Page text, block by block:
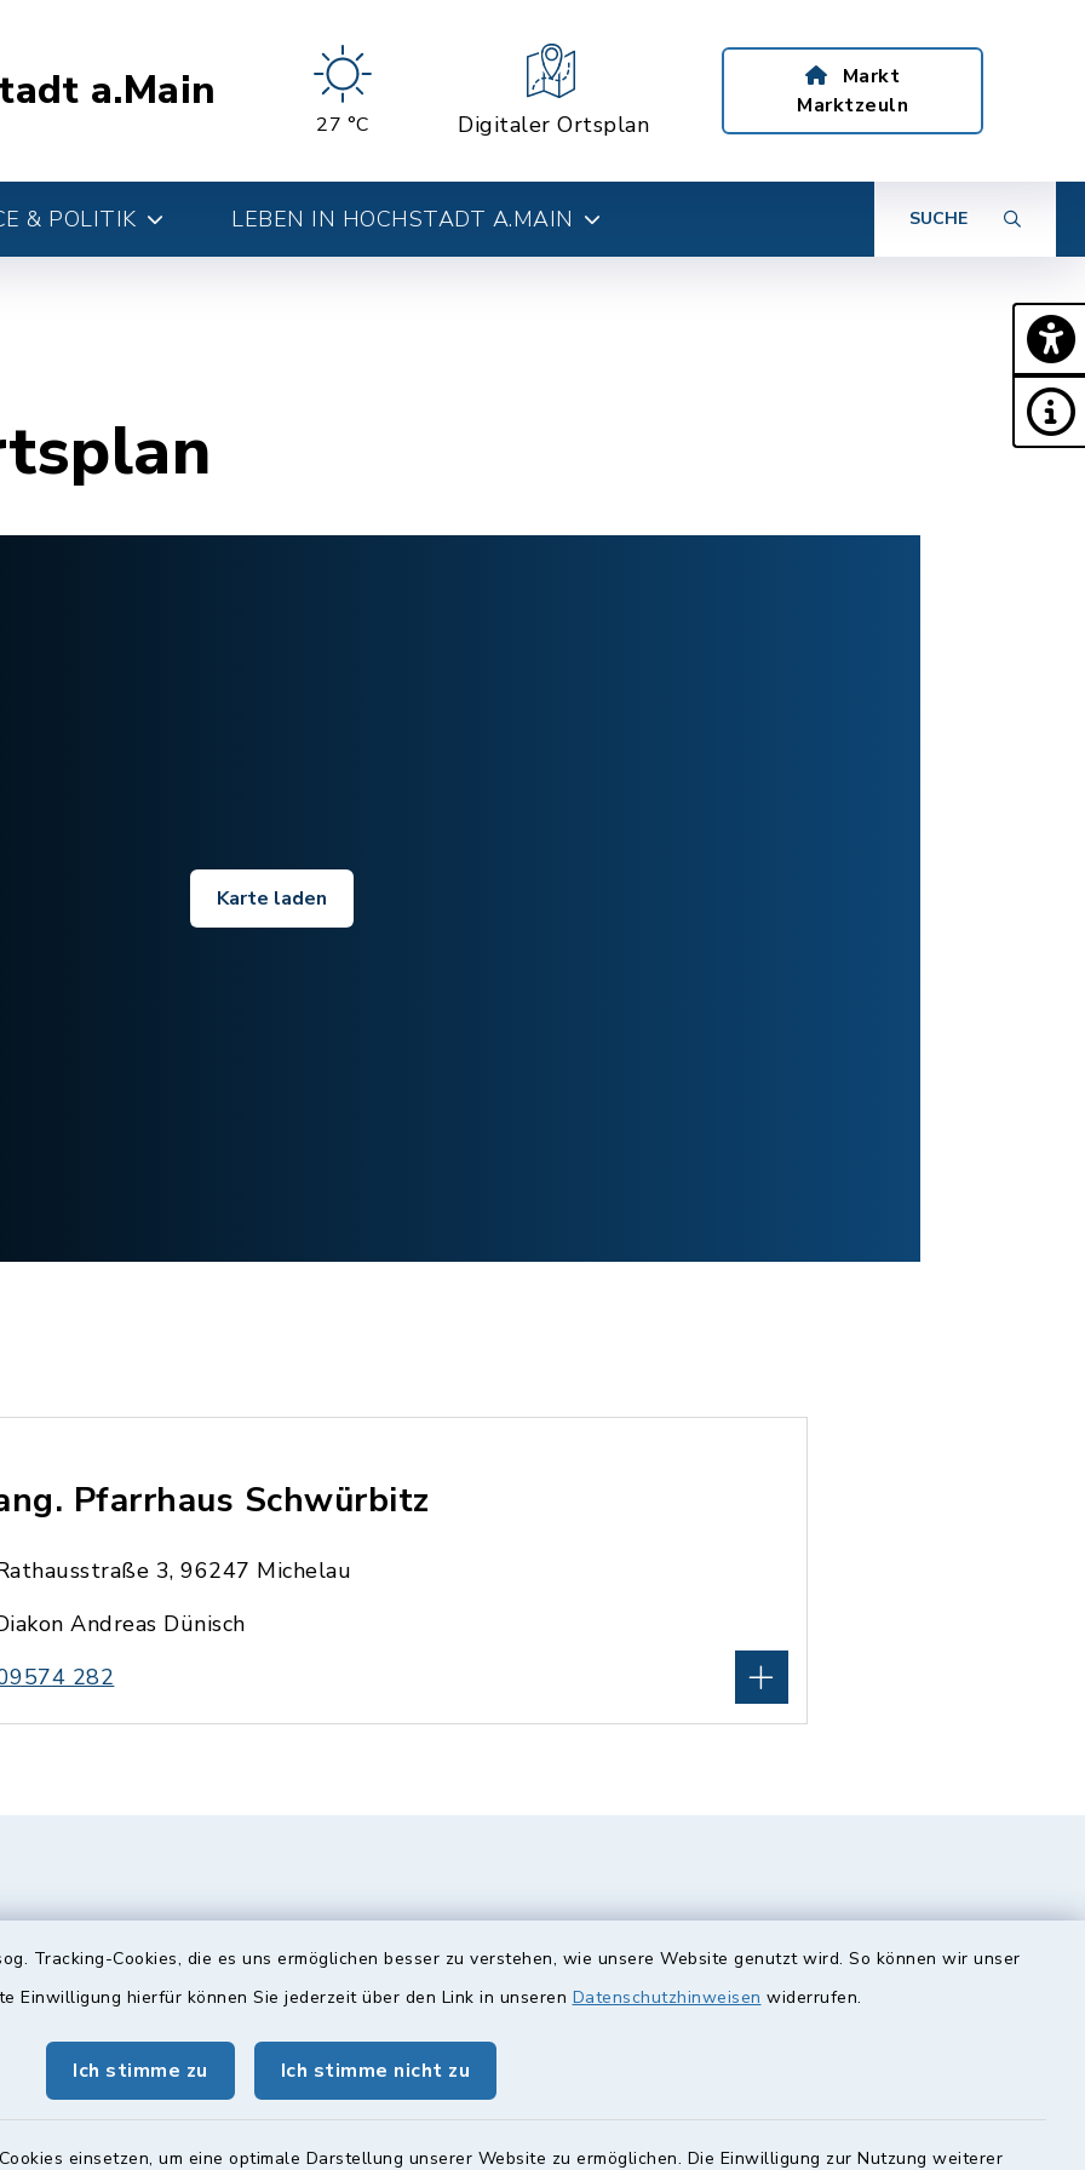
Tracking-Cookies, die es uns ermöglichen besser zu verstehen, wie unsere Website genutzt wird. So können wir unser
Einwilligung hierfür können Sie jederzeit über den Link in unseren Datenschutzhinweisen widerrufen.
Ich stimme zu Ich stimme nicht zu
einsetzen, um eine optimale Darstellung unserer Website zu ermöglichen. Die Einwilligung zur Nutzung weiterer
a.Main
27 °C Digitaler Ortsplan
Markt
Marktzeuln
& POLITIK LEBEN IN HOCHSTADT A.MAIN SUCHE
Karte laden
Pfarrhaus Schwürbitz
3, 96247 Michelau
Andreas Dünisch
282
Bürgersprechstunde